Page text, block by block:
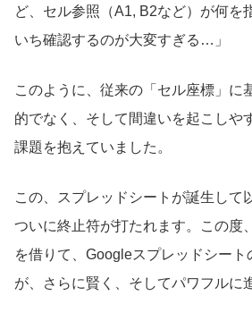
ど、セル参照（A1, B2など）が何を
いち確認するのが大変すぎる…」
このように、従来の「セル座標」に
的でなく、そして間違いを起こしや
課題を抱えていました。
この、スプレッドシートが誕生して
ついに終止符が打たれます。この度
を借りて、Googleスプレッドシー
が、さらに賢く、そしてパワフルに